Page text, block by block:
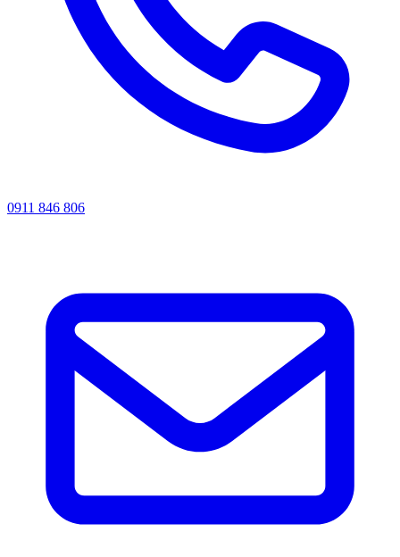
0911 846 806